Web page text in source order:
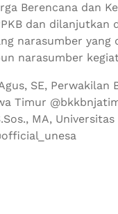
Berencana dan
dan dilanjutkan
narasumber yang
narasumber
SE, Perwakilan
Timur
MA, Universitas